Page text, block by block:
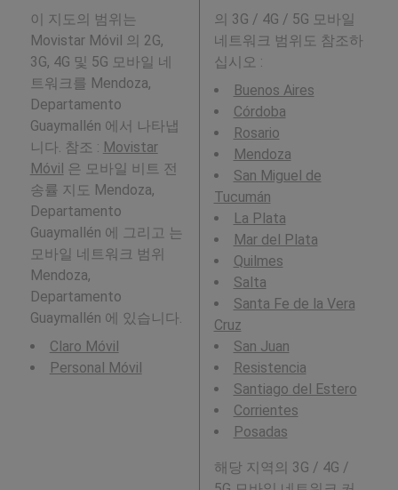
이 지도의 범위는
Movistar Móvil 의 2G,
3G, 4G 및 5G 모바일 네
트워크를 Mendoza,
Departamento
Guaymallén 에서 나타냅
니다. 참조 : Movistar
Móvil 은 모바일 비트 전
송률 지도 Mendoza,
Departamento
Guaymallén 에 그리고 는
모바일 네트워크 범위
Mendoza,
Departamento
Guaymallén 에 있습니다.
Claro Móvil
Personal Móvil
의 3G / 4G / 5G 모바일
네트워크 범위도 참조하
십시오 :
Buenos Aires
Córdoba
Rosario
Mendoza
San Miguel de
Tucumán
La Plata
Mar del Plata
Quilmes
Salta
Santa Fe de la Vera
Cruz
San Juan
Resistencia
Santiago del Estero
Corrientes
Posadas
해당 지역의 3G / 4G /